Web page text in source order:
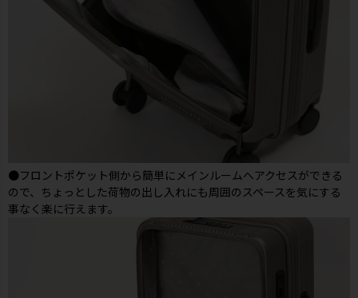
●フロントポケット側から簡単にメインルームへアクセスができる
ので、ちょっとした荷物の出し入れにも周囲のスペースを気にする
事なく楽に行えます。